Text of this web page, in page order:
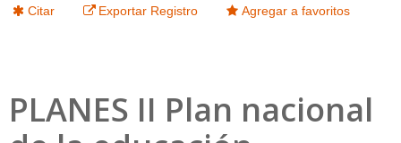
Citar Exportar Registro Agregar a favoritos
PLANES II Plan nacional